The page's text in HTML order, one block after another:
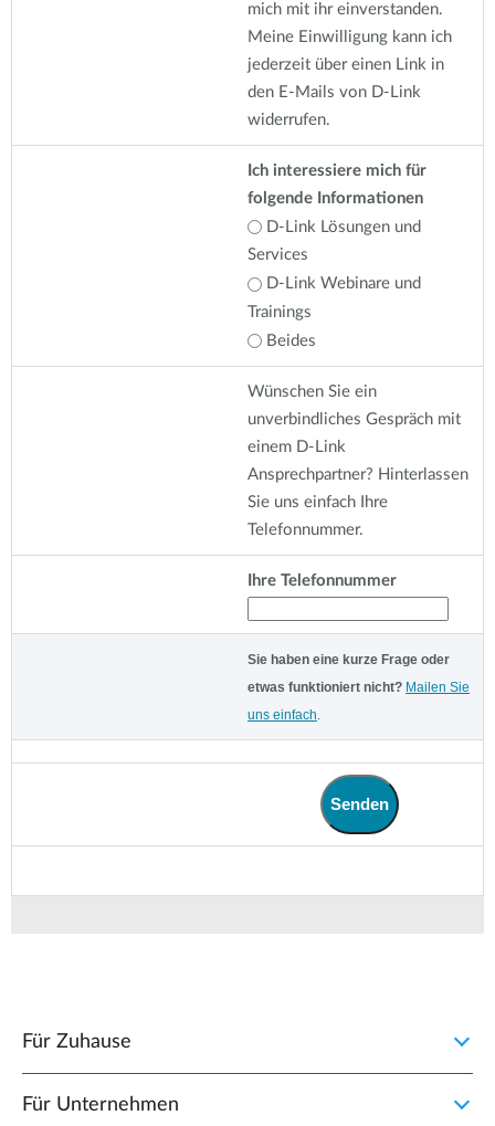
mich mit ihr einverstanden.
Meine Einwilligung kann ich
jederzeit über einen Link in
den E-Mails von D-Link
widerrufen.
Ich interessiere mich für
folgende Informationen
D-Link Lösungen und
Services
D-Link Webinare und
Trainings
Beides
Wünschen Sie ein
unverbindliches Gespräch mit
einem D-Link
Ansprechpartner? Hinterlassen
Sie uns einfach Ihre
Telefonnummer.
Ihre Telefonnummer
Sie haben eine kurze Frage oder
etwas funktioniert nicht? Mailen Sie
uns einfach.
Senden
Für Zuhause
Für Unternehmen